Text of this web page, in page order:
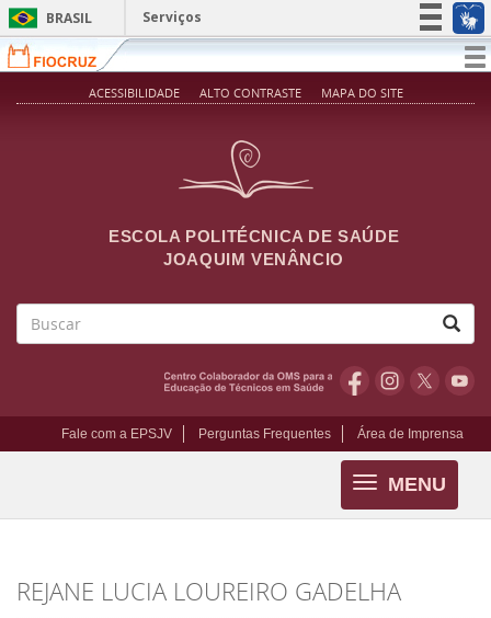
Pular para o conteúdo principal
BRASIL
Serviços
Simplifique!
Participe
ACESSIBILIDADE ALTO CONTRASTE MAPA DO SITE
ESCOLA POLITÉCNICA DE SAÚDE
JOAQUIM VENÂNCIO
Fale com a EPSJV Perguntas Frequentes Área de Imprensa
MENU
Toggle
navigation
REJANE LUCIA LOUREIRO GADELHA